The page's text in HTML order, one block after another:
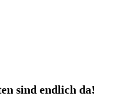
sind endlich da!